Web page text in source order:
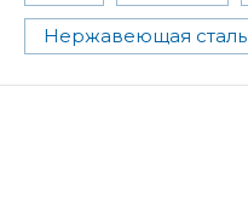
Нержавеющая сталь